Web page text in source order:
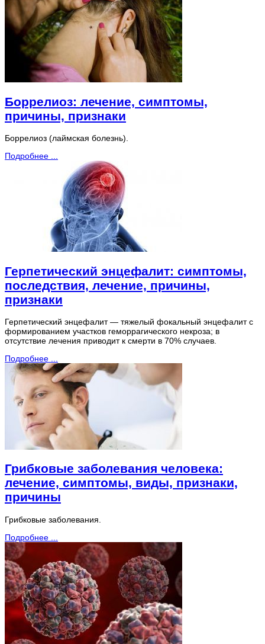
Боррелиоз: лечение, симптомы,
причины, признаки
Боррелиоз (лаймская болезнь).
Подробнее ...
Герпетический энцефалит: симптомы,
последствия, лечение, причины,
признаки
Герпетический энцефалит — тяжелый фокальный энцефалит с
формированием участков геморрагического некроза; в
отсутствие лечения приводит к смерти в 70% случаев.
Подробнее ...
Грибковые заболевания человека:
лечение, симптомы, виды, признаки,
причины
Грибковые заболевания.
Подробнее ...